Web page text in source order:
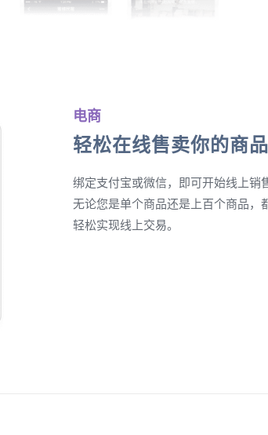
电商
轻松在线售卖你的商品
绑定支付宝或微信，即可开始线上销
无论您是单个商品还是上百个商品，
轻松实现线上交易。